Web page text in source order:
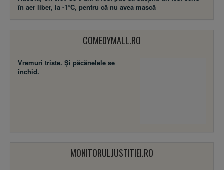
în aer liber, la -1°C, pentru că nu avea mască
COMEDYMALL.RO
Vremuri triste. Şi păcănelele se
închid.
MONITORULJUSTITIEI.RO